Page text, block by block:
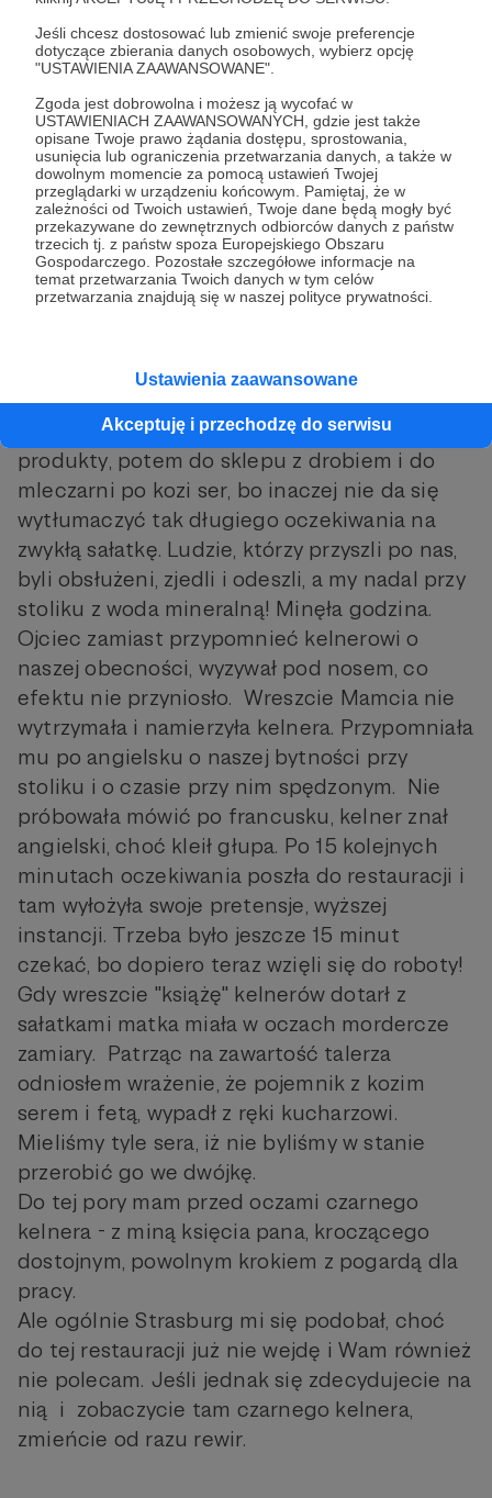
Jeśli chcesz dostosować lub zmienić swoje preferencje
dotyczące zbierania danych osobowych, wybierz opcję
"USTAWIENIA ZAAWANSOWANE".
Zgoda jest dobrowolna i możesz ją wycofać w
USTAWIENIACH ZAAWANSOWANYCH, gdzie jest także
opisane Twoje prawo żądania dostępu, sprostowania,
usunięcia lub ograniczenia przetwarzania danych, a także w
dowolnym momencie za pomocą ustawień Twojej
przeglądarki w urządzeniu końcowym. Pamiętaj, że w
zależności od Twoich ustawień, Twoje dane będą mogły być
przekazywane do zewnętrznych odbiorców danych z państw
trzecich tj. z państw spoza Europejskiego Obszaru
Gospodarczego. Pozostałe szczegółowe informacje na
temat przetwarzania Twoich danych w tym celów
przetwarzania znajdują się w naszej polityce prywatności.
Ustawienia zaawansowane
Akceptuję i przechodzę do serwisu
miał być obsłużony, a nie my. Mamcia już
przybiegła rozpromieniona wrażeniami.
Szybko złożyła zamówienie, Tatko też i
rozpoczęliśmy kolejny maraton. Tym razem
czekaliśmy na realizację zamówienia. Nie było
to nic szczególnego. Tatko zamówił sałatkę z
kurczakiem, Mamcia z kozim serem. Zrobienie
dwóch odrębnych sałatek w domu, zajmuje
Mamusi jakieś 15 minut, nie więcej.
Generalnie w restauracjach warzywa są
przygotowane, bo robią to podkuchenni.
talerz i jest. W Strasburgu, odbywa się to
inaczej. Mamcia wykoncypowała, że pewnie
kucharz musiał polecieć do warzywniaka po
produkty, potem do sklepu z drobiem i do
mleczarni po kozi ser, bo inaczej nie da się
wytłumaczyć tak długiego oczekiwania na
zwykłą sałatkę. Ludzie, którzy przyszli po nas,
byli obsłużeni, zjedli i odeszli, a my nadal przy
stoliku z woda mineralną! Minęła godzina.
Ojciec zamiast przypomnieć kelnerowi o
naszej obecności, wyzywał pod nosem, co
efektu nie przyniosło. Wreszcie Mamcia nie
wytrzymała i namierzyła kelnera. Przypomniała
mu po angielsku o naszej bytności przy
stoliku i o czasie przy nim spędzonym. Nie
próbowała mówić po francusku, kelner znał
angielski, choć kleił głupa. Po 15 kolejnych
minutach oczekiwania poszła do restauracji i
tam wyłożyła swoje pretensje, wyższej
instancji. Trzeba było jeszcze 15 minut
czekać, bo dopiero teraz wzięli się do roboty!
Gdy wreszcie "książę" kelnerów dotarł z
sałatkami matka miała w oczach mordercze
zamiary. Patrząc na zawartość talerza
odniosłem wrażenie, że pojemnik z kozim
serem i fetą, wypadł z ręki kucharzowi.
Mieliśmy tyle sera, iż nie byliśmy w stanie
przerobić go we dwójkę.
Do tej pory mam przed oczami czarnego
kelnera - z miną księcia pana, kroczącego
dostojnym, powolnym krokiem z pogardą dla
pracy.
Ale ogólnie Strasburg mi się podobał, choć
do tej restauracji już nie wejdę i Wam również
nie polecam. Jeśli jednak się zdecydujecie na
nią i zobaczycie tam czarnego kelnera,
zmieńcie od razu rewir.